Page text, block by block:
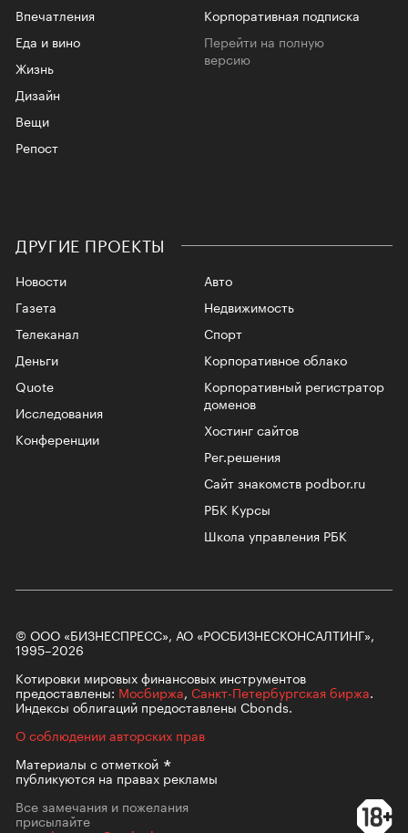
Впечатления
Еда и вино
Жизнь
Дизайн
Вещи
Репост
Корпоративная подписка
Перейти на полную
версию
ДРУГИЕ ПРОЕКТЫ
Новости
Газета
Телеканал
Авто
Недвижимость
Спорт
Корпоративное облако
Корпоративный регистратор
доменов
Хостинг сайтов
Рег.решения
Сайт знакомств podbor.ru
РБК Курсы
Школа управления РБК
Деньги
Quote
Исследования
Конференции
© ООО «БИЗНЕСПРЕСС», АО «РОСБИЗНЕСКОНСАЛТИНГ»,
1995–2026
Котировки мировых финансовых инструментов
предоставлены: Мосбиржа, Санкт-Петербургская биржа.
Индексы облигаций предоставлены Cbonds.
О соблюдении авторских прав
Материалы сотметкой
публикуются на правах рекламы
Все замечания и пожелания
присылайте